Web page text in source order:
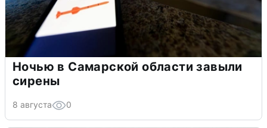
Ночью в Самарской области завыли
сирены
8 августа 0